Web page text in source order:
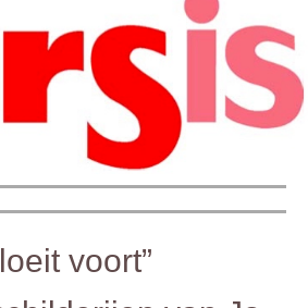
voort”